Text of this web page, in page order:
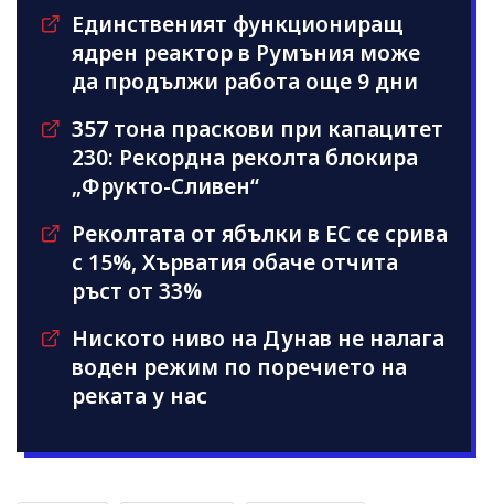
Единственият функциониращ
ядрен реактор в Румъния може
да продължи работа още 9 дни
357 тона праскови при капацитет
230: Рекордна реколта блокира
„Фрукто-Сливен“
Реколтата от ябълки в ЕС се срива
с 15%, Хърватия обаче отчита
ръст от 33%
Ниското ниво на Дунав не налага
воден режим по поречието на
реката у нас